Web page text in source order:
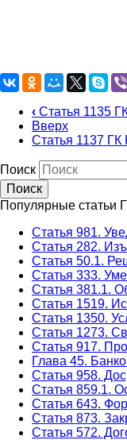
‹ Статья 1135
Вверх
Статья 1137
Поиск
Популярные статьи
Статья 981.
Статья 282.
Статья 50.1.
Статья 333.
Статья 381.1.
Статья 1519.
Статья 1350.
Статья 1273.
Статья 917.
Глава 45.
Статья 958.
Статья 859.1.
Статья 643.
Статья 873.
Статья 572.